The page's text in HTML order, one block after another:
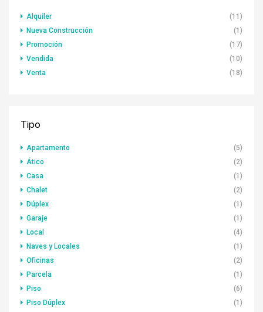
Alquiler
(11)
Nueva Construcción
(1)
Promoción
(17)
Vendida
(10)
Venta
(18)
Tipo
Apartamento
(5)
Ático
(2)
Casa
(1)
Chalet
(2)
Dúplex
(1)
Garaje
(1)
Local
(4)
Naves y Locales
(1)
Oficinas
(2)
Parcela
(1)
Piso
(6)
Piso Dúplex
(1)